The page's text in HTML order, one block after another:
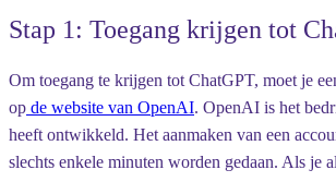
Stap 1: Toegang krijgen tot
Om toegang te krijgen tot ChatGPT, moet je
op de website van OpenAI. OpenAI is het
heeft ontwikkeld. Het aanmaken van een
slechts enkele minuten worden gedaan. Als je